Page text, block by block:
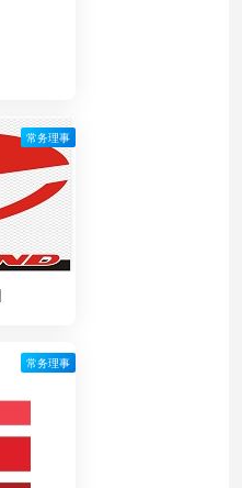
常务理事
常务理事